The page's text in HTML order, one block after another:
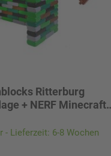
Ritterburg
+ NERF Minecraft
- Lieferzeit: 6-8 Wochen